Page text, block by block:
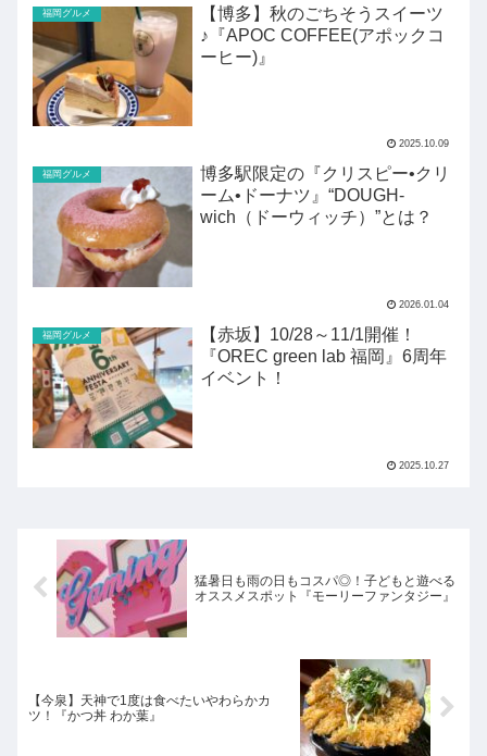
福岡グルメ
【博多】秋のごちそうスイーツ
♪『APOC COFFEE(アポックコ
ーヒー)』
2025.10.09
福岡グルメ
博多駅限定の『クリスピー•クリ
ーム•ドーナツ』“DOUGH-
wich（ドーウィッチ）”とは？
2026.01.04
福岡グルメ
【赤坂】10/28～11/1開催！
『OREC green lab 福岡』6周年
イベント！
2025.10.27
猛暑日も雨の日もコスパ◎！子どもと遊べる
オススメスポット『モーリーファンタジー』
【今泉】天神で1度は食べたいやわらかカ
ツ！『かつ丼 わか葉』